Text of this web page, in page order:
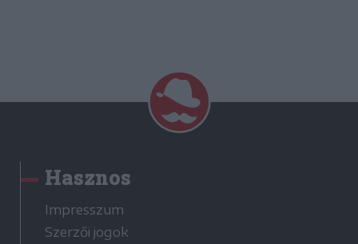
Hasznos
Impresszum
Szerzői jogok